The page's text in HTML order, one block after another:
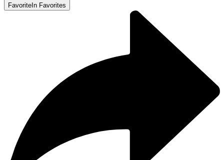
Favorite In Favorites